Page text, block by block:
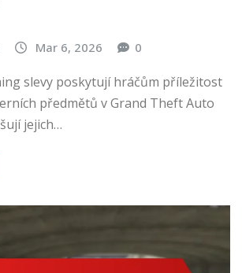
Mar 6, 2026 0
slevy poskytují hráčům příležitost
předmětů v Grand Theft Auto
jejich…